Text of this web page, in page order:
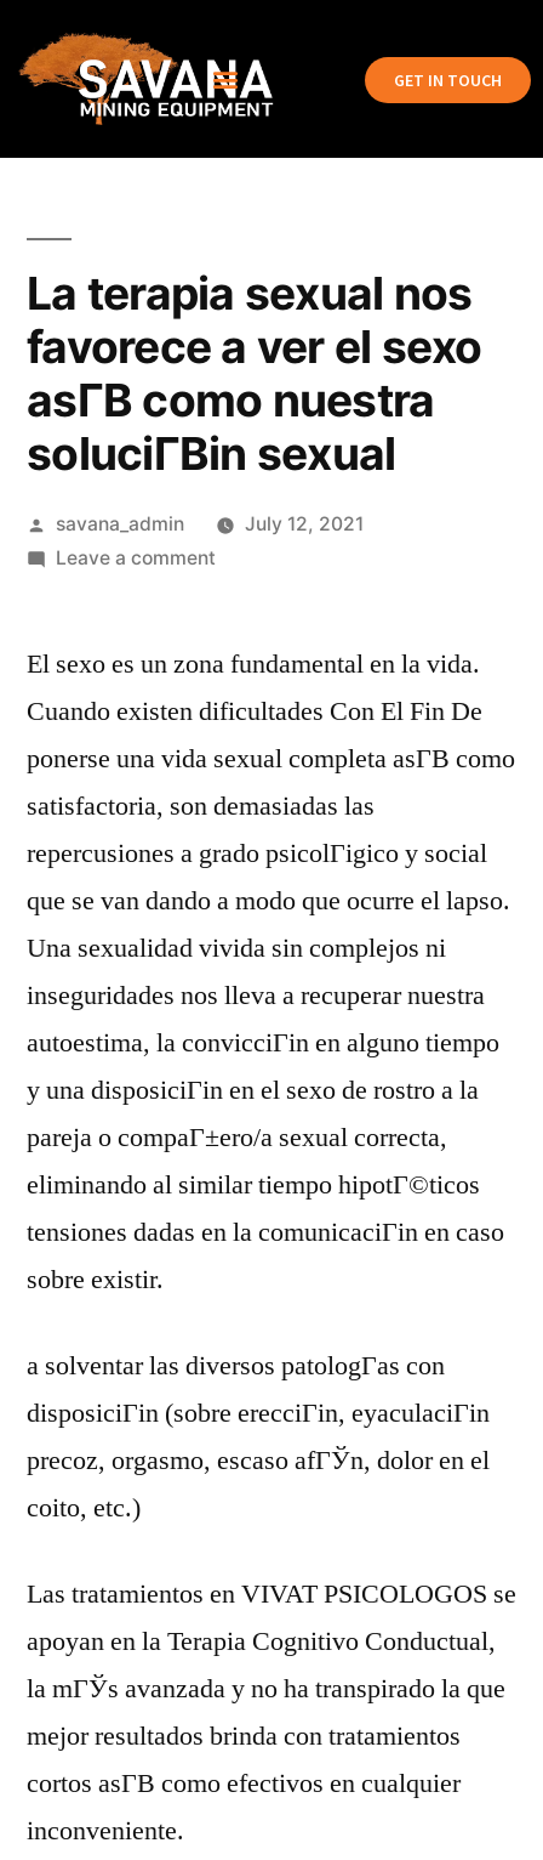
GET IN TOUCH
La terapia sexual nos
favorece a ver el sexo
asГ­В­ como nuestra
soluciГ­Віn sexual
savana_admin
July 12, 2021
Leave a comment
El sexo es un zona fundamental en la vida.
Cuando existen dificultades Con El Fin De
ponerse una vida sexual completa asГ­В­ como
satisfactoria, son demasiadas las
repercusiones a grado psicolГіgico y social
que se van dando a modo que ocurre el lapso.
Una sexualidad vivida sin complejos ni
inseguridades nos lleva a recuperar nuestra
autoestima, la convicciГіn en alguno tiempo
y una disposiciГіn en el sexo de rostro a la
pareja o compaГ±ero/a sexual correcta,
eliminando al similar tiempo hipotГ©ticos
tensiones dadas en la comunicaciГіn en caso
sobre existir.
a solventar las diversos patologГ­as con
disposiciГіn (sobre erecciГіn, eyaculaciГіn
precoz, orgasmo, escaso afГЎn, dolor en el
coito, etc.)
Las tratamientos en VIVAT PSICOLOGOS se
apoyan en la Terapia Cognitivo Conductual,
la mГЎs avanzada y no ha transpirado la que
mejor resultados brinda con tratamientos
cortos asГ­В­ como efectivos en cualquier
inconveniente.